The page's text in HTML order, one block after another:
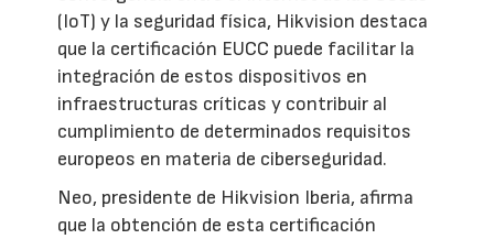
(IoT) y la seguridad física, Hikvision destaca
que la certificación EUCC puede facilitar la
integración de estos dispositivos en
infraestructuras críticas y contribuir al
cumplimiento de determinados requisitos
europeos en materia de ciberseguridad.
Neo, presidente de Hikvision Iberia, afirma
que la obtención de esta certificación